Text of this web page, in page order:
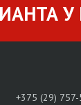
У
+375 (29)